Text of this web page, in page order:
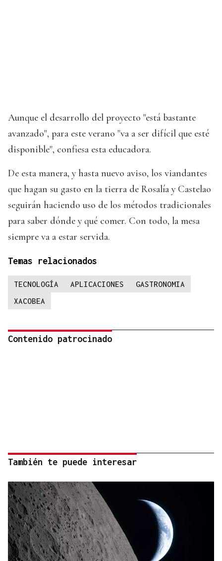
Aunque el desarrollo del proyecto "está bastante
avanzado", para este verano "va a ser difícil que esté
disponible", confiesa esta educadora.
De esta manera, y hasta nuevo aviso, los viandantes
que hagan su gasto en la tierra de Rosalía y Castelao
seguirán haciendo uso de los métodos tradicionales
para saber dónde y qué comer. Con todo, la mesa
siempre va a estar servida.
Temas relacionados
TECNOLOGÍA APLICACIONES
GASTRONOMIA
XACOBEA
Contenido patrocinado
También te puede interesar